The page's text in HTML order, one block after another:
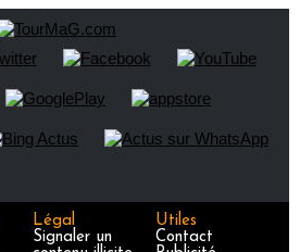
Légal
Signaler un
Utiles
Contact